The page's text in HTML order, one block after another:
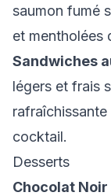
saumon fumé
et mentholées
Sandwiches
légers et frais
cocktail.
Desserts
Chocolat Noir